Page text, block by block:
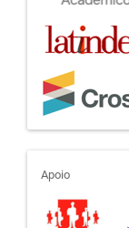
apoio
Apoio